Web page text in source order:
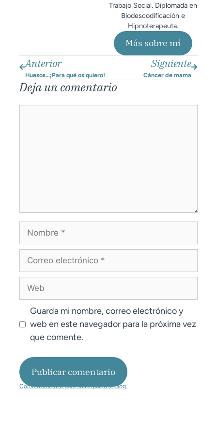
Trabajo Social. Diplomada en
Biodescodificación e
Hipnoterapeuta.
Más sobre mí
Anterior
Huesos…¡Para qué os quiero!
Siguiente
Cáncer de mama
Deja un comentario
Guarda mi nombre, correo electrónico y
web en este navegador para la próxima vez
que comente.
Consentimiento para suscripción al blog.